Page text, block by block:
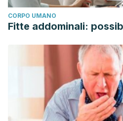
CORPO UMANO
Fitte addominali: